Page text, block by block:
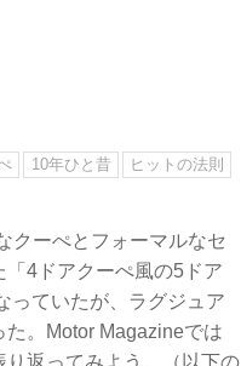
10年ひと昔 ヒットの法則
クーぺとフォーマルなセ
4ドアクーぺ風の5ドア
っていたが、ラグジュア
。Motor Magazineでは
返ってみよう。（以下の